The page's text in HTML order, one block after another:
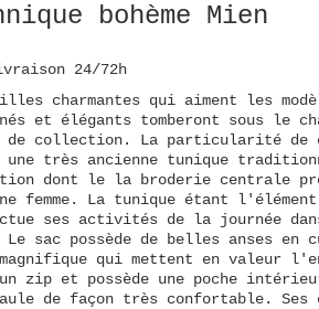
bohème Mien
24/72h
charmantes qui aiment les
et élégants tomberont sous le
de collection. La particularité de
une très ancienne tunique
dont le la broderie centrale
femme. La tunique étant
ses activités de la journée
sac possède de belles anses en
qui mettent en valeur
zip et possède une poche
de façon très confortable. Ses